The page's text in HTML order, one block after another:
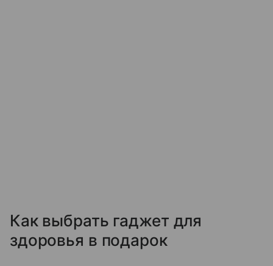
Как выбрать гаджет для
здоровья в подарок